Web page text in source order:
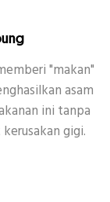
"makan"
asam
ini tanpa
gigi.